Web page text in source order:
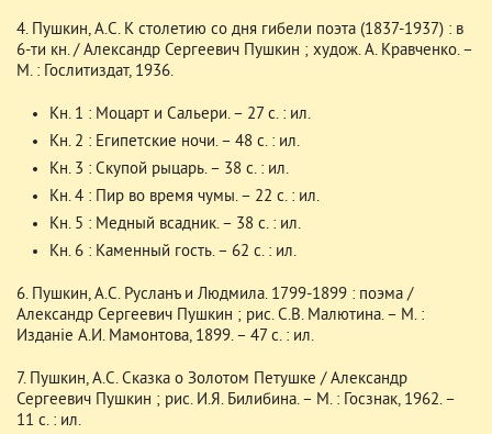
4. Пушкин, А.С. К столетию со дня гибели поэта (1837-1937) : в
6-ти кн. / Александр Сергеевич Пушкин ; худож. А. Кравченко. –
М. : Гослитиздат, 1936.
Кн. 1 : Моцарт и Сальери. – 27 с. : ил.
Кн. 2 : Египетские ночи. – 48 с. : ил.
Кн. 3 : Скупой рыцарь. – 38 с. : ил.
Кн. 4 : Пир во время чумы. – 22 с. : ил.
Кн. 5 : Медный всадник. – 38 с. : ил.
Кн. 6 : Каменный гость. – 62 с. : ил.
6. Пушкин, А.С. Русланъ и Людмила. 1799-1899 : поэма /
Александр Сергеевич Пушкин ; рис. С.В. Малютина. – М. :
Изданiе А.И. Мамонтова, 1899. – 47 с. : ил.
7. Пушкин, А.С. Сказка о Золотом Петушке / Александр
Сергеевич Пушкин ; рис. И.Я. Билибина. – М. : Госзнак, 1962. –
11 с. : ил.